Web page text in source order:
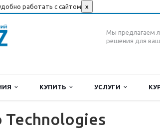
работать с сайтом x
Мы предлагаем
решения для
КУПИТЬ УСЛУГИ
Technologies